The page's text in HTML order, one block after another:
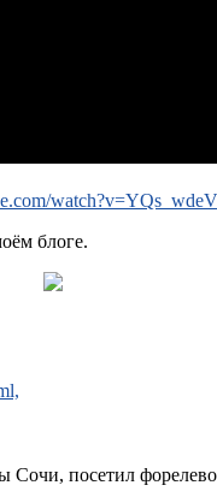
блоге.
Сочи, посетил